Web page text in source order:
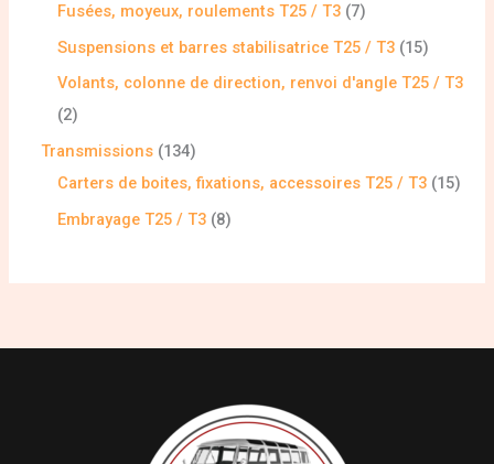
Fusées, moyeux, roulements T25 / T3 7
Suspensions et barres stabilisatrice T25 / T3 15
Volants, colonne de direction, renvoi d'angle T25 / T3
2
Transmissions 134
Carters de boites, fixations, accessoires T25 / T3 15
Embrayage T25 / T3 8